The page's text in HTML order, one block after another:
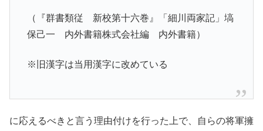
（『群書類従 新校第十六巻』「細川両家記」塙
保己一 内外書籍株式会社編 内外書籍）
※旧漢字は当用漢字に改めている
に応えるべきと言う理由付けを行った上で、自らの将軍擁